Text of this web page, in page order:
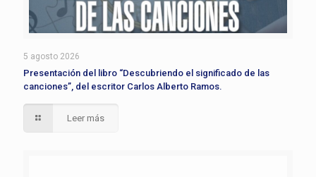
5 agosto 2026
Presentación del libro “Descubriendo el significado de las
canciones”, del escritor Carlos Alberto Ramos.
Leer más